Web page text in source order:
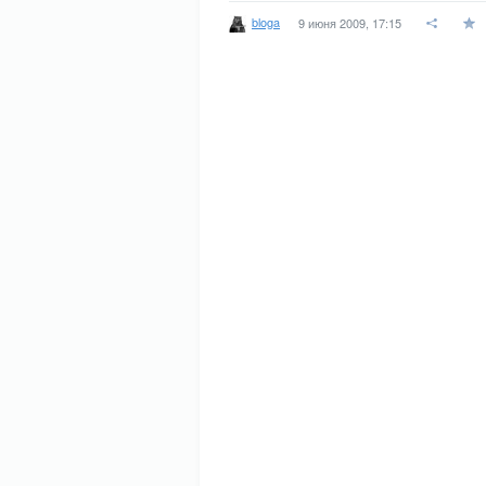
bloga 9 июня 2009, 17:15